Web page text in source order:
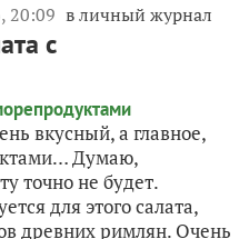
20:09 в личный журнал
с
вкусный, а главное,
Думаю,
точно не будет.
для этого салата,
древних римлян. Очень